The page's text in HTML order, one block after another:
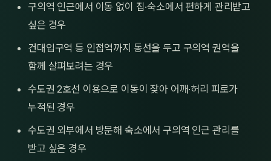
구의역 인근에서 이동 없이 집·숙소에서 편하게 관리받고
싶은 경우
건대입구역 등 인접역까지 동선을 두고 구의역 권역을
함께 살펴보려는 경우
수도권 2호선 이용으로 이동이 잦아 어깨·허리 피로가
누적된 경우
수도권 외부에서 방문해 숙소에서 구의역 인근 관리를
받고 싶은 경우